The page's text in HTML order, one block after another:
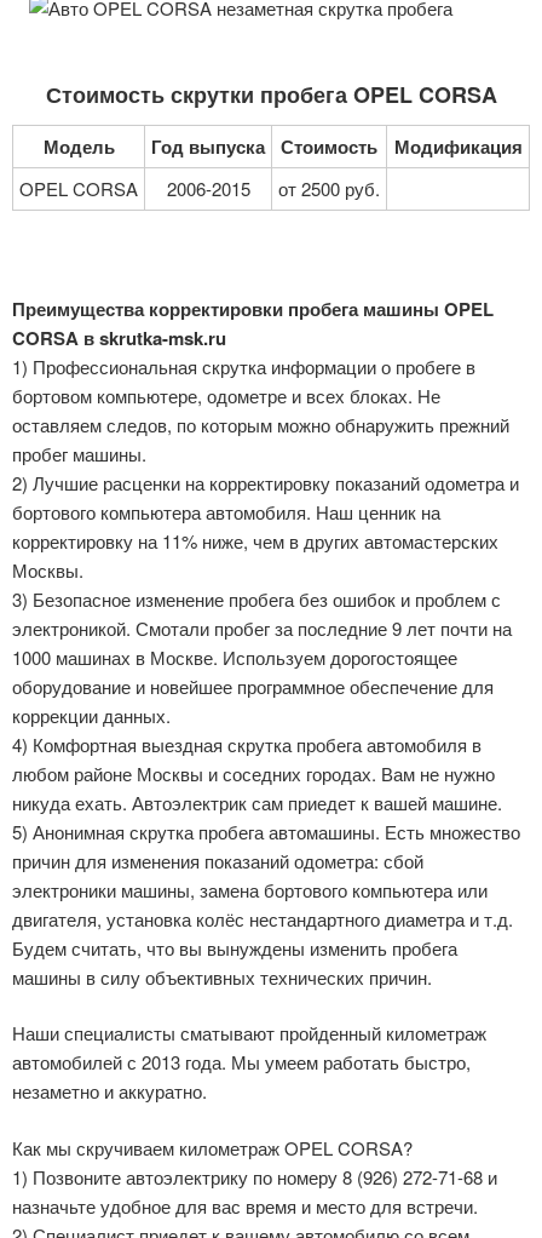
Стоимость скрутки пробега OPEL CORSA
Модель Год выпуска Стоимость Модификация
OPEL CORSA 2006-2015 от 2500 руб.
Преимущества корректировки пробега машины OPEL
CORSA в skrutka-msk.ru
1) Профессиональная скрутка информации о пробеге в
бортовом компьютере, одометре и всех блоках. Не
оставляем следов, по которым можно обнаружить прежний
пробег машины.
2) Лучшие расценки на корректировку показаний одометра и
бортового компьютера автомобиля. Наш ценник на
корректировку на 11% ниже, чем в других автомастерских
Москвы.
3) Безопасное изменение пробега без ошибок и проблем с
электроникой. Смотали пробег за последние 9 лет почти на
1000 машинах в Москве. Используем дорогостоящее
оборудование и новейшее программное обеспечение для
коррекции данных.
4) Комфортная выездная скрутка пробега автомобиля в
любом районе Москвы и соседних городах. Вам не нужно
никуда ехать. Автоэлектрик сам приедет к вашей машине.
5) Анонимная скрутка пробега автомашины. Есть множество
причин для изменения показаний одометра: сбой
электроники машины, замена бортового компьютера или
двигателя, установка колёс нестандартного диаметра и т.д.
Будем считать, что вы вынуждены изменить пробега
машины в силу объективных технических причин.
Наши специалисты сматывают пройденный километраж
автомобилей с 2013 года. Мы умеем работать быстро,
незаметно и аккуратно.
Как мы скручиваем километраж OPEL CORSA?
1) Позвоните автоэлектрику по номеру 8 (926) 272-71-68 и
назначьте удобное для вас время и место для встречи.